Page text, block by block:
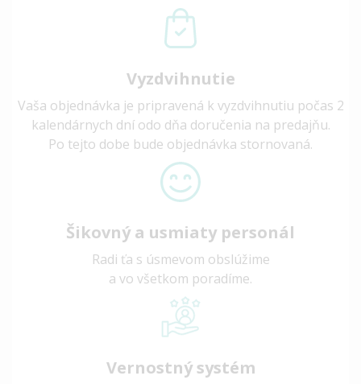
Vyzdvihnutie
Vaša objednávka je pripravená k vyzdvihnutiu počas 2
kalendárnych dní odo dňa doručenia na predajňu.
Po tejto dobe bude objednávka stornovaná.
Šikovný a usmiaty personál
Radi ťa s úsmevom obslúžime
a vo všetkom poradíme.
Vernostný systém